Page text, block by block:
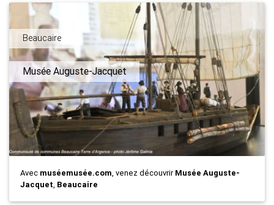
Beaucaire
Musée Auguste-Jacquet
Avec muséemusée.com, venez découvrirMusée Auguste-
Jacquet, Beaucaire